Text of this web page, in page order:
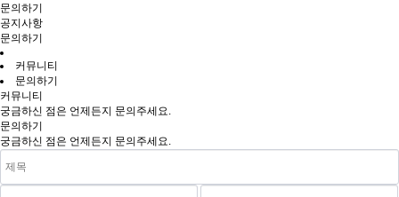
문의하기
공지사항
문의하기
커뮤니티
문의하기
커뮤니티
궁금하신 점은 언제든지 문의주세요.
문의하기
궁금하신 점은 언제든지 문의주세요.